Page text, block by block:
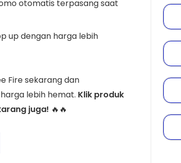
otomatis terpasang saat
up dengan harga lebih
Fire sekarang dan
lebih hemat. Klik produk
juga! 🔥🔥